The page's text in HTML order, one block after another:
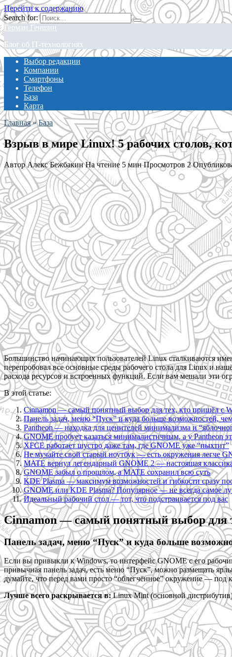
Перейти к содержанию
Search for:
Герман Геншин
Блог об IT-технологиях
Выбор редакции
Компании
Смартфоны
Телефон
База
Карта
Главная » База
Взрыв в мире Linux! 5 рабочих столов,
АвторАлекс Бежбакин На чтение 5 мин Просмотров 2
Большинство начинающих пользователей Linux сталкиваются
перепробовал все основные среды рабочего стола для Linux и
расхода ресурсов и встроенных функций. Если вам мешали эти
В этой статье:
Cinnamon — самый понятный выбор для тех, кто пришёл с
Панель задач, меню “Пуск” и куда больше возможностей,
Pantheon — находка для ценителей минимализма и
GNOME пробует казаться минималистичным, а у Pantheon
XFCE работает шустро даже там, где GNOME уже “пыхтит”
Не мучайте свой старый ноутбук — есть окружения легче
MATE вернул легендарный GNOME 2 — настоящая
GNOME забыл о прошлом, а MATE сохранил всю суть
KDE Plasma — максимум возможностей и гибкости сразу
GNOME или KDE Plasma? Популярное — не всегда самое
Идеальный рабочий стол — тот, что подстраивается под вас
Cinnamon — самый понятный выбор для
Панель задач, меню “Пуск” и куда больше
Если вы привыкли к Windows, то интерфейс GNOME с его
привычная панель задач, есть меню “Пуск”, можно размещать
думайте, что перед вами просто “облегчённое” окружение — под
Лучше всего раскрывается в:Linux Mint (основной